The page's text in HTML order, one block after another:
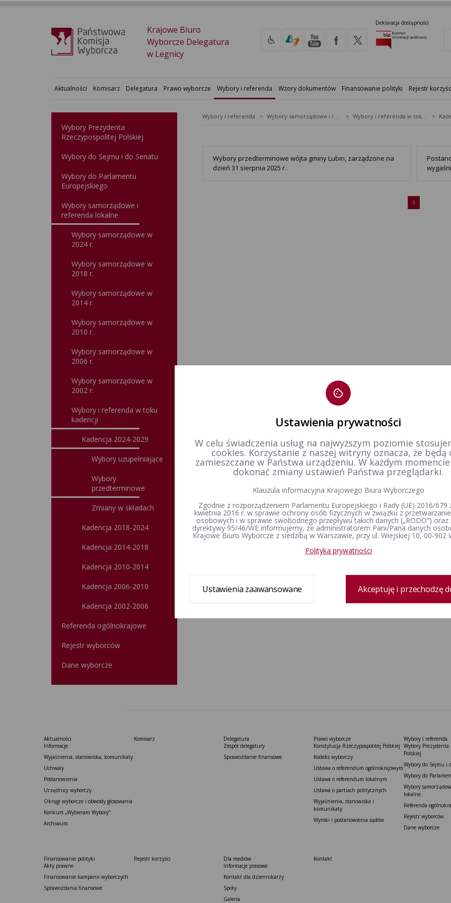
Krajowe Biuro
Wyborcze Delegatura
w Legnicy
Deklaracja dostępności
Aktualności Komisarz Delegatura Prawo wyborcze Wybory i referenda Wzory dokumentów Finansowanie polityki Rejestr
Wybory Prezydenta
Rzeczypospolitej Polskiej
Wybory do Sejmu i do Senatu
Wybory do Parlamentu
Europejskiego
Wybory samorządowe i
referenda lokalne
Wybory samorządowe w
2024 r.
Wybory samorządowe w
2018 r.
Wybory samorządowe w
2014 r.
Wybory samorządowe w
2010 r.
Wybory samorządowe w
2006 r.
Wybory samorządowe w
2002 r.
Wybory i referenda w toku
kadencji
Kadencja 2024-2029
Wybory uzupełniające
Wybory
przedterminowe
Zmiany w składach
Kadencja 2018-2024
Kadencja 2014-2018
Kadencja 2010-2014
Kadencja 2006-2010
Kadencja 2002-2006
Referenda ogólnokrajowe
Rejestr wyborców
Dane wyborcze
Wybory i referenda Wybory samorządowe i referenda lokalne Wybory i referenda w toku kadencji
Wybory przedterminowe wójta gminy Lubin, zarządzone na
dzień 31 sierpnia 2025 r.
1
Aktualności
Informacje
Wyjaśnienia, stanowiska, komunikaty
Uchwały
Postanowienia
Urzędnicy wyborczy
Okręgi wyborcze i obwody głosowania
Konkurs „Wybieram Wybory”
Archiwum
Komisarz
Delegatura
Zespół delegatury
Sprawozdanie finansowe
Prawo wyborcze
Konstytucja Rzeczypospolitej Polskiej​
Kodeks wyborczy
Ustawa o referendum ogólnokrajowym
Ustawa o referendum lokalnym
Ustawa o partiach politycznych
Wyjaśnienia, stanowiska i
komunikaty
Wyroki i postanowienia sądów
Wybory i referenda
Wybory Prezydenta
Polskiej
Wybory do Sejmu i
Wybory do
Wybory
lokalne
Referenda
Rejestr wyborców
Dane wyborcze
Finansowanie polityki
Akty prawne
Finansowanie kampanii wyborczych
Sprawozdania finansowe
Rejestr korzyści
Dla mediów
Informacje prasowe
Kontakt dla dziennikarzy
Spoty
Galeria
Kontakt
Ustawienia prywatności
W celu świadczenia usług na najwyższym poziomie
cookies. Korzystanie z naszej witryny oznacza, że będą
zamieszczane w Państwa urządzeniu. W każdym
dokonać zmiany ustawień Państwa przeglądarki.
Klauzula informacyjna Krajowego Biura Wyborczego
Zgodnie z rozporządzeniem Parlamentu Europejskiego i Rady (UE) 2016/679
kwietnia 2016 r. w sprawie ochrony osób fizycznych w związku z
osobowych i w sprawie swobodnego przepływu takich danych („RODO”) oraz
dyrektywy 95/46/WE informujemy, że administratorem Pani/Pana danych
Krajowe Biuro Wyborcze z siedzibą w Warszawie, przy ul. Wiejskiej 10, 00-902
Polityka prywatności
Ustawienia zaawansowane Akceptuję i przechodzę